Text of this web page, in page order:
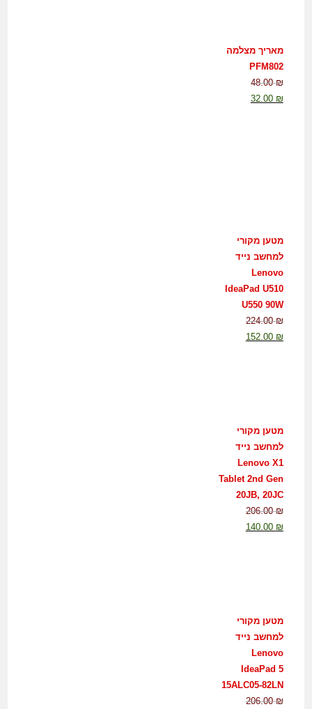
מאריך מצלמה
PFM802
48.00₪
32.00 ₪
מטען מקורי
למחשב נייד
Lenovo
IdeaPad U510
U550 90W
224.00₪
152.00 ₪
מטען מקורי
למחשב נייד
Lenovo X1
Tablet 2nd Gen
20JB, 20JC
206.00₪
140.00 ₪
מטען מקורי
למחשב נייד
Lenovo
IdeaPad 5
15ALC05-82LN
206.00₪